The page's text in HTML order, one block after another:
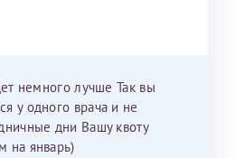
находится в Питере.
провести в Калининграде и
немного лучше Так вы
у одного врача и не
дни Вашу квоту
на январь)